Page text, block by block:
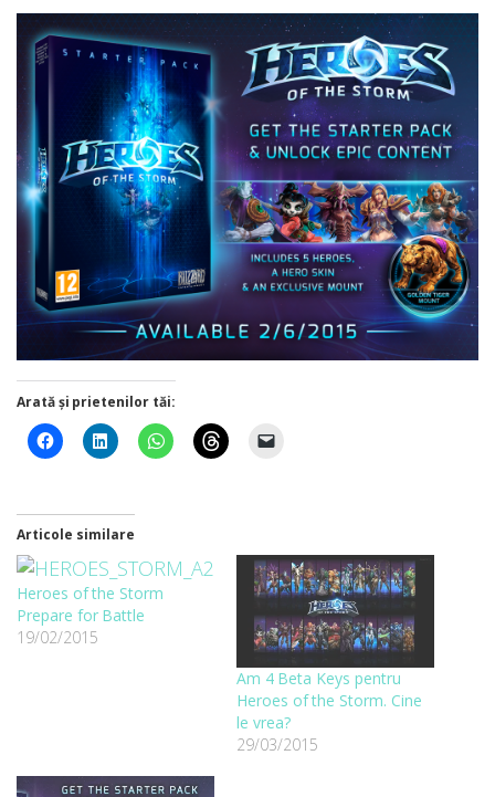
Arată și prietenilor tăi:
Articole similare
Heroes of the Storm
Prepare for Battle
19/02/2015
Am 4 Beta Keys pentru
Heroes of the Storm. Cine
le vrea?
29/03/2015